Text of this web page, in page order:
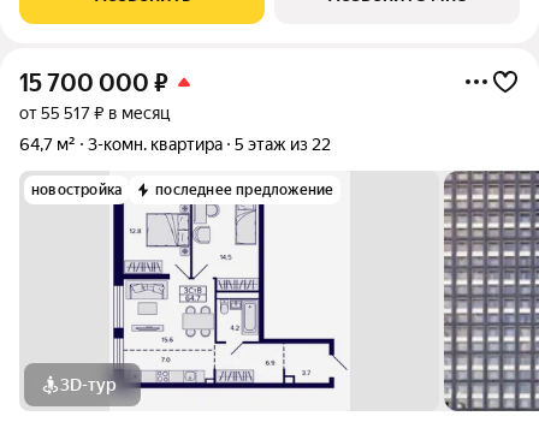
пользования также содержат стилистические
15 700 000 ₽
от 55 517 ₽ в месяц
64,7 м²
3-комн. квартира 5 этаж из 22
новостройка последнее предложение
3D-тур